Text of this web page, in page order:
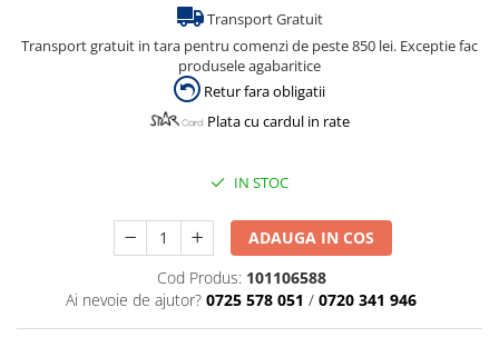
Transport Gratuit
Transport gratuit in tara pentru comenzi de peste 850 lei. Exceptie fac
produsele agabaritice
Retur fara obligatii
Plata cu cardul in rate
IN STOC
ADAUGA IN COS
Cod Produs: 101106588
Ai nevoie de ajutor? 0725 578 051 / 0720 341 946